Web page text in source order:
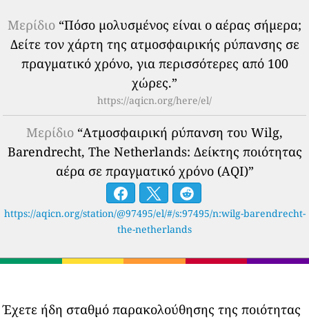
Μερίδιο “Πόσο μολυσμένος είναι ο αέρας σήμερα;
Δείτε τον χάρτη της ατμοσφαιρικής ρύπανσης σε
πραγματικό χρόνο, για περισσότερες από 100
χώρες.”
https://aqicn.org/here/el/
Μερίδιο “Ατμοσφαιρική ρύπανση του Wilg,
Barendrecht, The Netherlands: Δείκτης ποιότητας
αέρα σε πραγματικό χρόνο (AQI)”
https://aqicn.org/station/@97495/el/#/s:97495/n:wilg-barendrecht-
the-netherlands
Έχετε ήδη σταθμό παρακολούθησης της ποιότητας